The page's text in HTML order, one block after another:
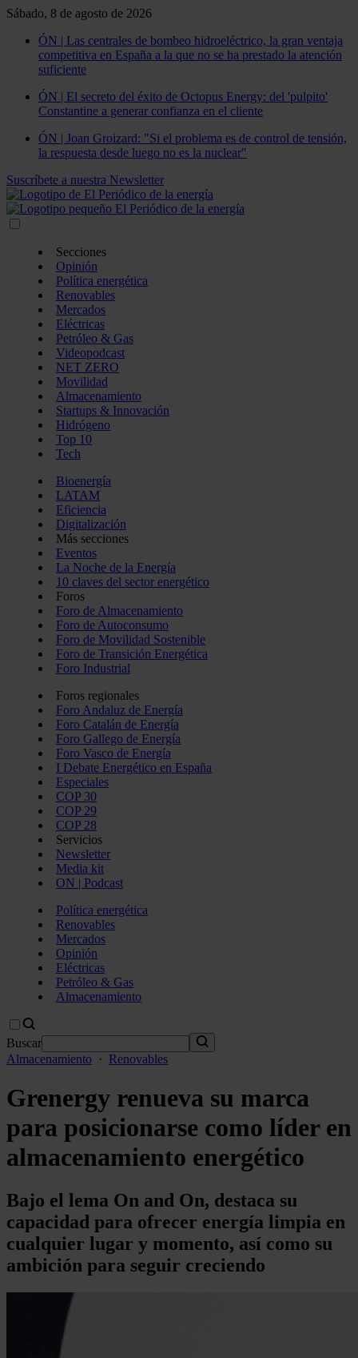
Sábado, 8 de agosto de 2026
ÓN | Las centrales de bombeo hidroeléctrico, la gran ventaja
competitiva en España a la que no se ha prestado la atención
suficiente
ÓN | El secreto del éxito de Octopus Energy: del 'pulpito'
Constantine a generar confianza en el cliente
ÓN | Joan Groizard: "Si el problema es de control de tensión,
la respuesta desde luego no es la nuclear"
Suscríbete a nuestra Newsletter
Secciones
Opinión
Política energética
Renovables
Mercados
Eléctricas
Petróleo & Gas
Videopodcast
NET ZERO
Movilidad
Almacenamiento
Startups & Innovación
Hidrógeno
Top 10
Tech
Bioenergía
LATAM
Eficiencia
Digitalización
Más secciones
Eventos
La Noche de la Energía
10 claves del sector energético
Foros
Foro de Almacenamiento
Foro de Autoconsumo
Foro de Movilidad Sostenible
Foro de Transición Energética
Foro Industrial
Foros regionales
Foro Andaluz de Energía
Foro Catalán de Energía
Foro Gallego de Energía
Foro Vasco de Energía
I Debate Energético en España
Especiales
COP 30
COP 29
COP 28
Servicios
Newsletter
Media kit
ON | Podcast
Política energética
Renovables
Mercados
Opinión
Eléctricas
Petróleo & Gas
Almacenamiento
Buscar
Almacenamiento
· Renovables
Grenergy renueva su marca
para posicionarse como líder en
almacenamiento energético
Bajo el lema On and On, destaca su
capacidad para ofrecer energía limpia en
cualquier lugar y momento, así como su
ambición para seguir creciendo